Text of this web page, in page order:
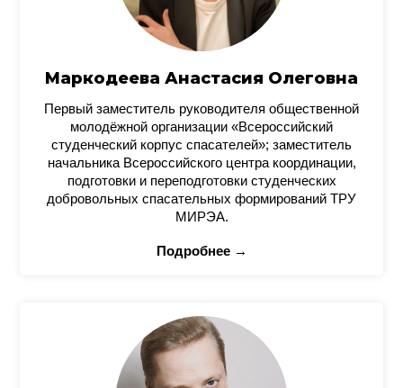
Маркодеева Анастасия Олеговна
Первый заместитель руководителя общественной
молодёжной организации «Всероссийский
студенческий корпус спасателей»; заместитель
начальника Всероссийского центра координации,
подготовки и переподготовки студенческих
добровольных спасательных формирований ТРУ
МИРЭА.
Подробнее →